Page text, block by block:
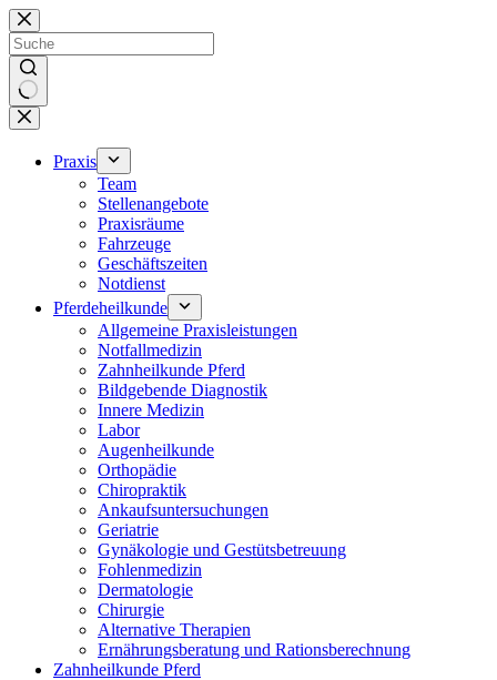
Zum
Inhalt
springen
Keine
Ergebnisse
Praxis
Team
Stellenangebote
Praxisräume
Fahrzeuge
Geschäftszeiten
Notdienst
Pferdeheilkunde
Allgemeine Praxisleistungen
Notfallmedizin
Zahnheilkunde Pferd
Bildgebende Diagnostik
Innere Medizin
Labor
Augenheilkunde
Orthopädie
Chiropraktik
Ankaufsuntersuchungen
Geriatrie
Gynäkologie und Gestütsbetreuung
Fohlenmedizin
Dermatologie
Chirurgie
Alternative Therapien
Ernährungsberatung und Rationsberechnung
Zahnheilkunde Pferd